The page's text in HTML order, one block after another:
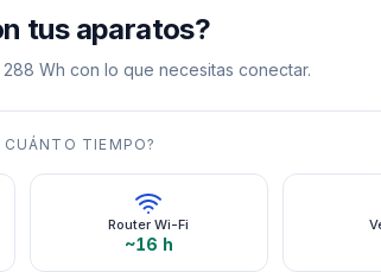
tus aparatos?
288 Wh con lo que necesitas conectar.
CUÁNTO TIEMPO?
Router Wi-Fi
~16 h